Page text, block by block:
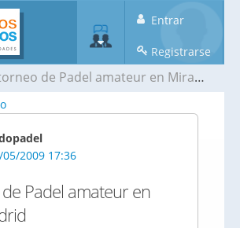
Entrar
Registrarse
de Padel amateur en Miramadrid
05/2009 17:36
Padel amateur en